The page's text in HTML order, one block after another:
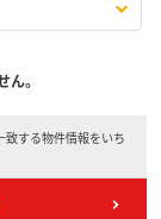
。
する物件情報をいち